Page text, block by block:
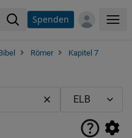
Spenden
Römer
Kapitel 7